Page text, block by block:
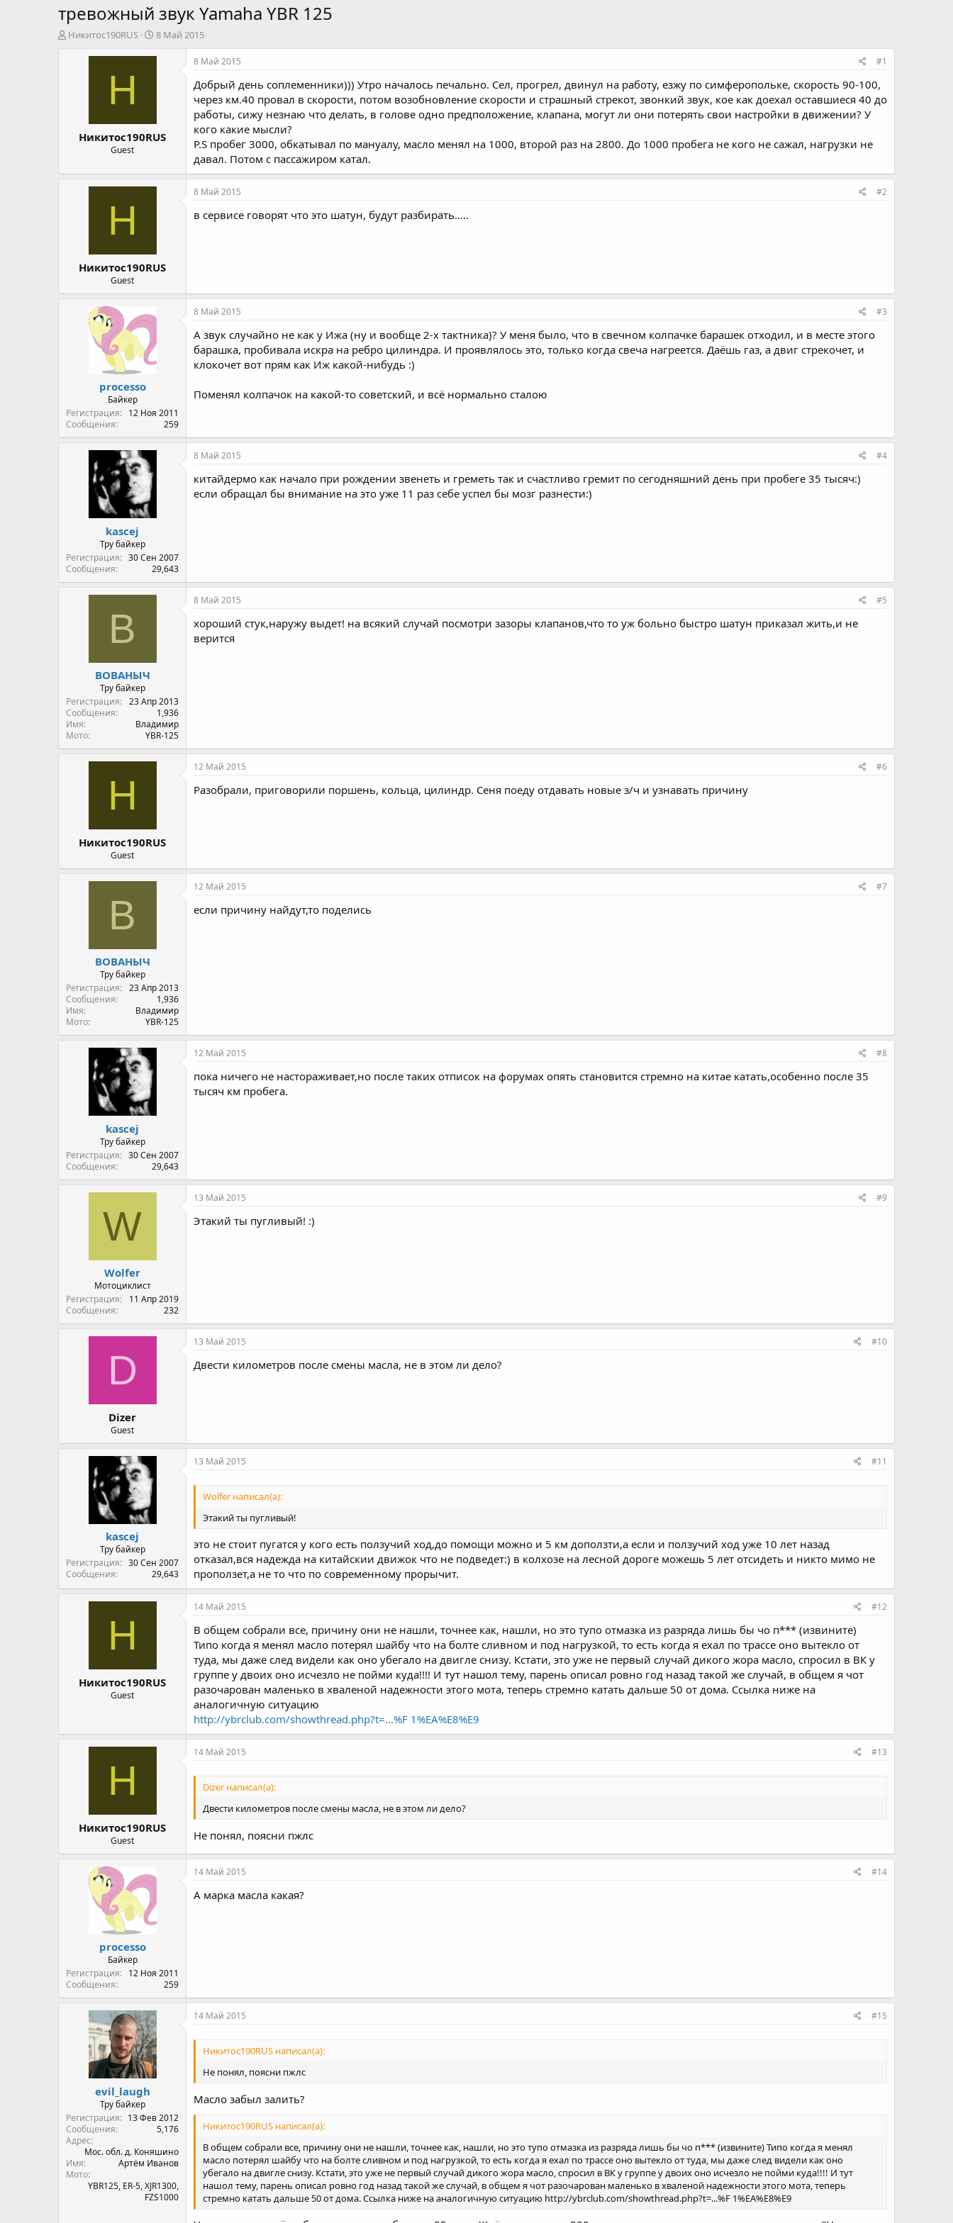
тревожный звук Yamaha YBR 125
А
Никитос190RUS
Д
т
а
л
8 Май 2015
Н
Никитос190RUS
Guest
8 Май 2015 #1
Добрый день соплеменники))) Утро началось печально. Сел, прогрел, двинул на работу, езжу по симферопольке, скорость 90-100,
через км.40 провал в скорости, потом возобновление скорости и страшный стрекот, звонкий звук, кое как доехал оставшиеся 40 до
работы, сижу незнаю что делать, в голове одно предположение, клапана, могут ли они потерять свои настройки в движении? У
кого какие мысли?
P.S пробег 3000, обкатывал по мануалу, масло менял на 1000, второй раз на 2800. До 1000 пробега не кого не сажал, нагрузки не
давал. Потом с пассажиром катал.
Н
Никитос190RUS
Guest
8 Май 2015 #2
в сервисе говорят что это шатун, будут разбирать.....
processo
Байкер
Регистрация
12 Ноя 2011
Сообщения
259
8 Май 2015 #3
А звук случайно не как у Ижа (ну и вообще 2-х тактника)? У меня было, что в свечном колпачке барашек отходил, и в месте этого
барашка, пробивала искра на ребро цилиндра. И проявлялось это, только когда свеча нагреется. Даёшь газ, а двиг стрекочет, и
клокочет вот прям как Иж какой-нибудь :)
Поменял колпачок на какой-то советский, и всё нормально сталою
kascej
Тру байкер
Регистрация
30 Сен 2007
Сообщения
29,643
8 Май 2015 #4
китайдермо как начало при рождении звенеть и греметь так и счастливо гремит по сегодняшний день при пробеге 35 тысяч:)
если обращал бы внимание на это уже 11 раз себе успел бы мозг разнести:)
В
ВОВАНЫЧ
Тру байкер
Регистрация
23 Апр 2013
Сообщения
1,936
Имя
Владимир
Мото
YBR-125
8 Май 2015 #5
хороший стук,наружу выдет! на всякий случай посмотри зазоры клапанов,что то уж больно быстро шатун приказал жить,и не
верится
Н
Никитос190RUS
Guest
12 Май 2015 #6
Разобрали, приговорили поршень, кольца, цилиндр. Сеня поеду отдавать новые з/ч и узнавать причину
В
ВОВАНЫЧ
Тру байкер
Регистрация
23 Апр 2013
Сообщения
1,936
Имя
Владимир
Мото
YBR-125
12 Май 2015 #7
если причину найдут,то поделись
kascej
Тру байкер
Регистрация
30 Сен 2007
Сообщения
29,643
12 Май 2015 #8
пока ничего не настораживает,но после таких отписок на форумах опять становится стремно на китае катать,особенно после 35
тысяч км пробега.
W
Wolfer
Мотоциклист
Регистрация
11 Апр 2019
Сообщения
232
13 Май 2015 #9
Этакий ты пугливый! :)
D
Dizer
Guest
13 Май 2015 #10
Двести километров после смены масла, не в этом ли дело?
kascej
Тру байкер
Регистрация
30 Сен 2007
Сообщения
29,643
13 Май 2015 #11
Wolfer написал(а):
Этакий ты пугливый!
это не стоит пугатся у кого есть ползучий ход,до помощи можно и 5 км доползти,а если и ползучий ход уже 10 лет назад
отказал,вся надежда на китайскии движок что не подведет:) в колхозе на лесной дороге можешь 5 лет отсидеть и никто мимо не
проползет,а не то что по современному прорычит.
Н
Никитос190RUS
Guest
14 Май 2015 #12
В общем собрали все, причину они не нашли, точнее как, нашли, но это тупо отмазка из разряда лишь бы чо п*** (извините)
Типо когда я менял масло потерял шайбу что на болте сливном и под нагрузкой, то есть когда я ехал по трассе оно вытекло от
туда, мы даже след видели как оно убегало на двигле снизу. Кстати, это уже не первый случай дикого жора масло, спросил в ВК у
группе у двоих оно исчезло не пойми куда!!!! И тут нашол тему, парень описал ровно год назад такой же случай, в общем я чот
разочарован маленько в хваленой надежности этого мота, теперь стремно катать дальше 50 от дома. Ссылка ниже на
аналогичную ситуацию
http://ybrclub.com/showthread.php?t=...%F 1%EA%E8%E9
Н
Никитос190RUS
Guest
14 Май 2015 #13
Dizer написал(а):
Двести километров после смены масла, не в этом ли дело?
Не понял, поясни пжлс
processo
Байкер
Регистрация
12 Ноя 2011
Сообщения
259
14 Май 2015 #14
А марка масла какая?
evil_laugh
Тру байкер
Регистрация
13 Фев 2012
Сообщения
5,176
Адрес
Мос. обл. д. Коняшино
Имя
Артём Иванов
Мото
YBR125, ER-5, XJR1300,
FZS1000
14 Май 2015 #15
Никитос190RUS написал(а):
Не понял, поясни пжлс
Масло забыл залить?
Никитос190RUS написал(а):
В общем собрали все, причину они не нашли, точнее как, нашли, но это тупо отмазка из разряда лишь бы чо п*** (извините) Типо когда я менял
масло потерял шайбу что на болте сливном и под нагрузкой, то есть когда я ехал по трассе оно вытекло от туда, мы даже след видели как оно
убегало на двигле снизу. Кстати, это уже не первый случай дикого жора масло, спросил в ВК у группе у двоих оно исчезло не пойми куда!!!! И тут
нашол тему, парень описал ровно год назад такой же случай, в общем я чот разочарован маленько в хваленой надежности этого мота, теперь
стремно катать дальше 50 от дома. Ссылка ниже на аналогичную ситуацию http://ybrclub.com/showthread.php?t=...%F 1%EA%E8%E9